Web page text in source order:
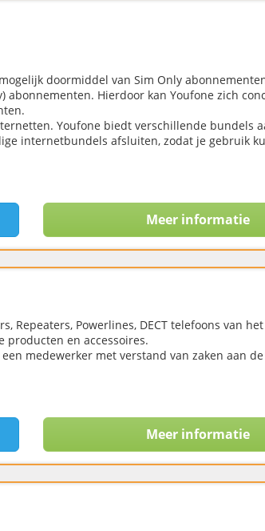
doormiddel van Sim Only
abonnementen. Hierdoor kan Youfone zich
Youfone biedt verschillende bundels
internetbundels afsluiten, zodat je gebruik
Meer informatie
Powerlines, DECT telefoons van het
producten en accessoires.
medewerker met verstand van zaken aan
Meer informatie